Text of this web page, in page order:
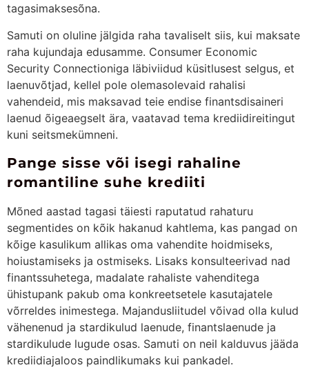
tagasimaksesõna.
Samuti on oluline jälgida raha tavaliselt siis, kui maksate
raha kujundaja edusamme. Consumer Economic
Security Connectioniga läbiviidud küsitlusest selgus, et
laenuvõtjad, kellel pole olemasolevaid rahalisi
vahendeid, mis maksavad teie endise finantsdisaineri
laenud õigeaegselt ära, vaatavad tema krediidireitingut
kuni seitsmekümneni.
Pange sisse või isegi rahaline
romantiline suhe krediiti
Mõned aastad tagasi täiesti raputatud rahaturu
segmentides on kõik hakanud kahtlema, kas pangad on
kõige kasulikum allikas oma vahendite hoidmiseks,
hoiustamiseks ja ostmiseks. Lisaks konsulteerivad nad
finantssuhetega, madalate rahaliste vahenditega
ühistupank pakub oma konkreetsetele kasutajatele
võrreldes inimestega. Majandusliitudel võivad olla kulud
vähenenud ja stardikulud laenude, finantslaenude ja
stardikulude lugude osas. Samuti on neil kalduvus jääda
krediidiajaloos paindlikumaks kui pankadel.